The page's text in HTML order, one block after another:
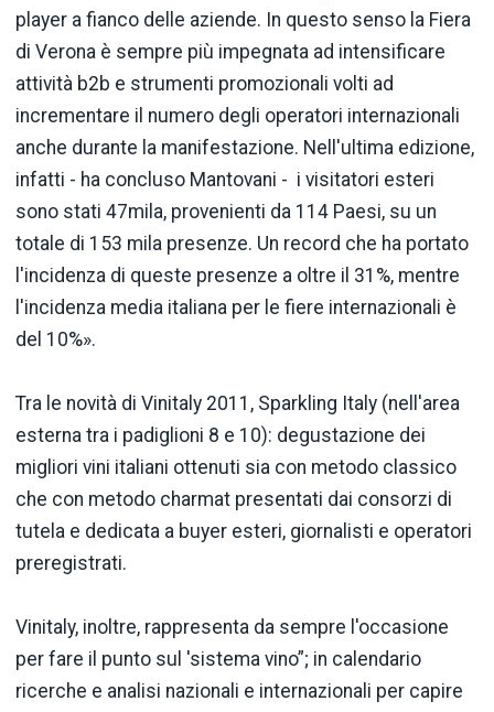
player a fianco delle aziende. In questo senso la Fiera
di Verona è sempre più impegnata ad intensificare
attività b2b e strumenti promozionali volti ad
incrementare il numero degli operatori internazionali
anche durante la manifestazione. Nell'ultima edizione,
infatti - ha concluso Mantovani - i visitatori esteri
sono stati 47mila, provenienti da 114 Paesi, su un
totale di 153 mila presenze. Un record che ha portato
l'incidenza di queste presenze a oltre il 31%, mentre
l'incidenza media italiana per le fiere internazionali è
del 10%».
Tra le novità di Vinitaly 2011, Sparkling Italy (nell'area
esterna tra i padiglioni 8 e 10): degustazione dei
migliori vini italiani ottenuti sia con metodo classico
che con metodo charmat presentati dai consorzi di
tutela e dedicata a buyer esteri, giornalisti e operatori
preregistrati.
Vinitaly, inoltre, rappresenta da sempre l'occasione
per fare il punto sul 'sistema vino”; in calendario
ricerche e analisi nazionali e internazionali per capire